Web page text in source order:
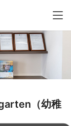
（幼稚